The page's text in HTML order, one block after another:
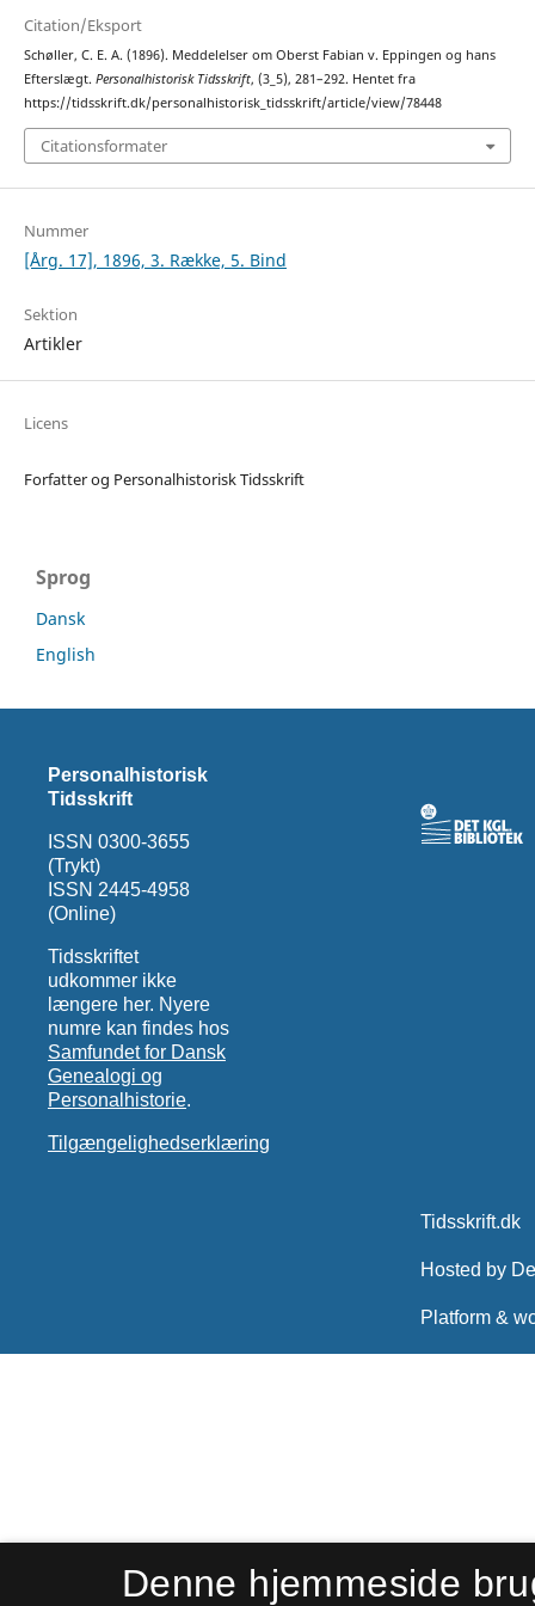
Citation/Eksport
Schøller, C. E. A. (1896). Meddelelser om Oberst Fabian v. Eppingen og hans
Efterslægt. Personalhistorisk Tidsskrift, (3_5), 281–292. Hentet fra
https://tidsskrift.dk/personalhistorisk_tidsskrift/article/view/78448
Citationsformater
Nummer
[Årg. 17], 1896, 3. Række, 5. Bind
Sektion
Artikler
Licens
Forfatter og Personalhistorisk Tidsskrift
Sprog
Dansk
English
Personalhistorisk
Tidsskrift
ISSN 0300-3655
(Trykt)
ISSN 2445-4958
(Online)
Tidsskriftet
udkommer ikke
længere her. Nyere
numre kan findes hos
Samfundet for Dansk
Genealogi og
Personalhistorie.
Tilgængelighedserklæring
Denne hjemmeside